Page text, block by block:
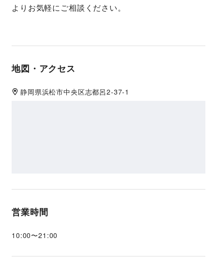
よりお気軽にご相談ください。
地図・アクセス
静岡県浜松市中央区志都呂2-37-1
営業時間
10:00〜21:00